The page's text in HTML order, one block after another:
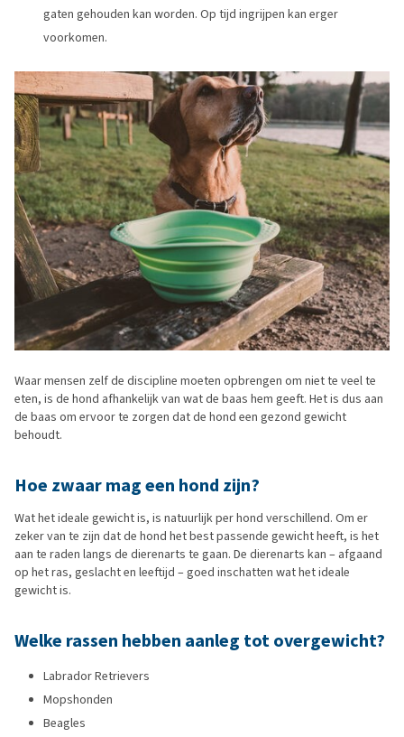
gaten gehouden kan worden. Op tijd ingrijpen kan erger
voorkomen.
Waar mensen zelf de discipline moeten opbrengen om niet te veel te
eten, is de hond afhankelijk van wat de baas hem geeft. Het is dus aan
de baas om ervoor te zorgen dat de hond een gezond gewicht
behoudt.
Hoe zwaar mag een hond zijn?
Wat het ideale gewicht is, is natuurlijk per hond verschillend. Om er
zeker van te zijn dat de hond het best passende gewicht heeft, is het
aan te raden langs de dierenarts te gaan. De dierenarts kan – afgaand
op het ras, geslacht en leeftijd – goed inschatten wat het ideale
gewicht is.
Welke rassen hebben aanleg tot overgewicht?
Labrador Retrievers
Mopshonden
Beagles